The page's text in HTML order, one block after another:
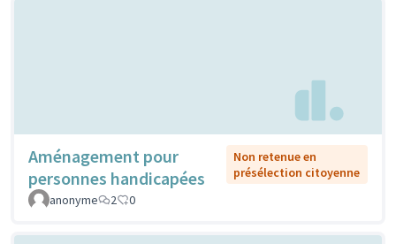
Aménagement pour
personnes handicapées
Non retenue en
présélection citoyenne
anonyme
2 0